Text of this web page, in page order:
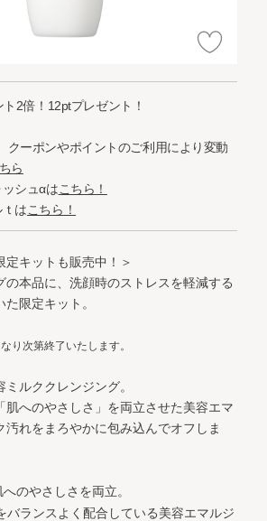
2倍！12ptプレゼント！
クーポンやポイントのご利用により変動
ら
シュαは こちら！
は こちら！
定キットも販売中！＞
の本品に、洗顔時のストレスを軽減する
限定キット。
り次第終了いたします。
ルククレンジング。
肌へのやさしさ」を両立させた美容エマ
汚れをまろやかに包み込んでオフしま
のやさしさを両立。
バランスよく配合している美容エマルジ